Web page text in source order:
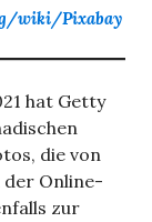
wiki/Pixabay
hat Getty
die von
Online-
zur